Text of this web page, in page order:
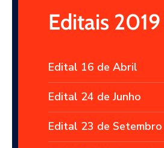
Editais 2019
Edital 16 de Abril
Edital 24 de Junho
Edital 23 de Setembro